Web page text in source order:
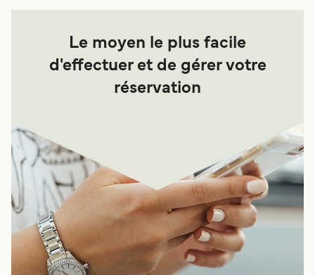
Le moyen le plus facile
d'effectuer et de gérer votre
réservation